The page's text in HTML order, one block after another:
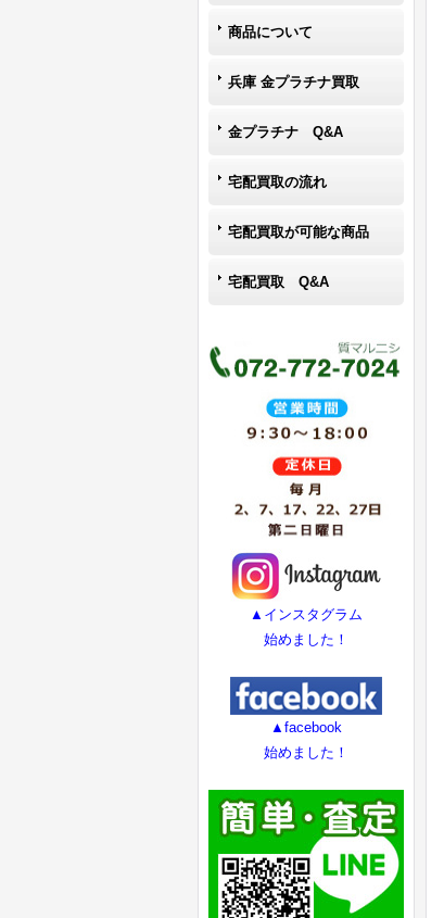
商品について
兵庫 金プラチナ買取
金プラチナ Q&A
宅配買取の流れ
宅配買取が可能な商品
宅配買取 Q&A
▲インスタグラム
始めました！
▲facebook
始めました！